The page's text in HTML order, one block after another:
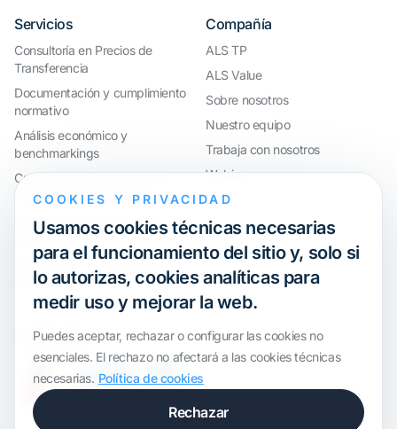
Servicios
Consultoría en Precios de
Transferencia
Documentación y cumplimiento
normativo
Análisis económico y
benchmarkings
Cumplimiento internacional y
reorganización de grupos
Defensa ante inspecciones y
litigios
Valoraciones y operaciones
financieras
Compañía
ALS TP
ALS Value
Sobre nosotros
Nuestro equipo
Trabaja con nosotros
Webinar
Certification
COOKIES Y PRIVACIDAD
Usamos cookies técnicas necesarias
para el funcionamiento del sitio y, solo si
lo autorizas, cookies analíticas para
medir uso y mejorar la web.
Puedes aceptar, rechazar o configurar las cookies no
esenciales. El rechazo no afectará a las cookies técnicas
necesarias. Política de cookies
Rechazar